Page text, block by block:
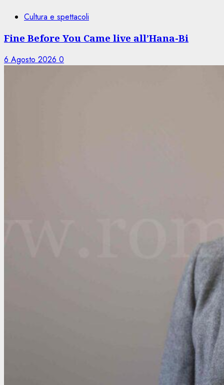
Cultura e spettacoli
Fine Before You Came live all’Hana-Bi
6 Agosto 2026 0